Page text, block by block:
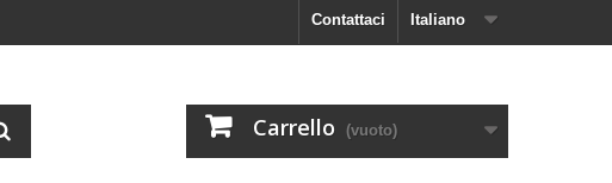
Italiano
Contattaci
Carrello (vuoto)